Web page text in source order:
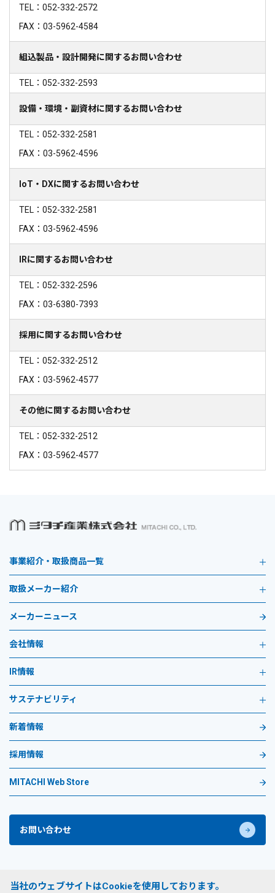
TEL：052-332-2572
FAX：03-5962-4584
組込製品・設計開発に関するお問い合わせ
TEL：052-332-2593
設備・環境・副資材に関するお問い合わせ
TEL：052-332-2581
FAX：03-5962-4596
IoT・DXに関するお問い合わせ
TEL：052-332-2581
FAX：03-5962-4596
IRに関するお問い合わせ
TEL：052-332-2596
FAX：03-6380-7393
採用に関するお問い合わせ
TEL：052-332-2512
FAX：03-5962-4577
その他に関するお問い合わせ
TEL：052-332-2512
FAX：03-5962-4577
事業紹介・取扱商品一覧
取扱メーカー紹介
メーカーニュース
会社情報
IR情報
サステナビリティ
新着情報
採用情報
MITACHI Web Store
お問い合わせ
当社のウェブサイトはCookieを使用しております。